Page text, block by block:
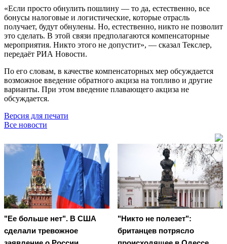
«Если просто обнулить пошлину — то да, естественно, все
бонусы налоговые и логистические, которые отрасль
получает, будут обнулены. Но, естественно, никто не позволит
это сделать. В этой связи предполагаются компенсаторные
мероприятия. Никто этого не допустит», — сказал Текслер,
передаёт РИА Новости.
По его словам, в качестве компенсаторных мер обсуждается
возможное введение обратного акциза на топливо и другие
варианты. При этом введение плавающего акциза не
обсуждается.
Версия для печати
Все новости
"Ее больше нет". В США
сделали тревожное
"Никто не полезет":
британцев потрясло